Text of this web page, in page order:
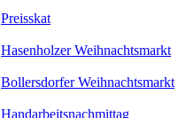
Preisskat
Hasenholzer Weihnachtsmarkt
Bollersdorfer Weihnachtsmarkt
Handarbeitsnachmittag